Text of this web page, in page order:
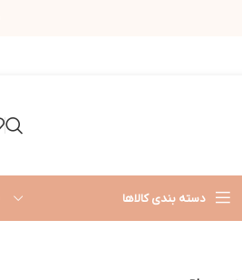
دسته بندی کالاها